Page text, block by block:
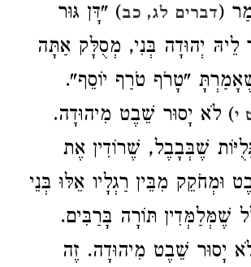
(דברים לג, כב) "דָּן גּוּר
לֵיהּ יְהוּדָה בְּנִי, מְסֻלָּק אַתָּה
"טָרֹף טֹרַף יוֹסֵף".
י) לֹא יָסוּר שֵׁבֶט מִיהוּדָה.
שֶׁבְּבָבֶל, שֶׁרוֹדִין אֶת
וּמְחֹקֵק מִבֵּין רַגְלָיו אֵלּוּ בְּנֵי
שֶׁמְּלַמְּדִין תּוֹרָה בָּרַבִּים.
יָסוּר שֵׁבֶט מִיהוּדָה. זֶה